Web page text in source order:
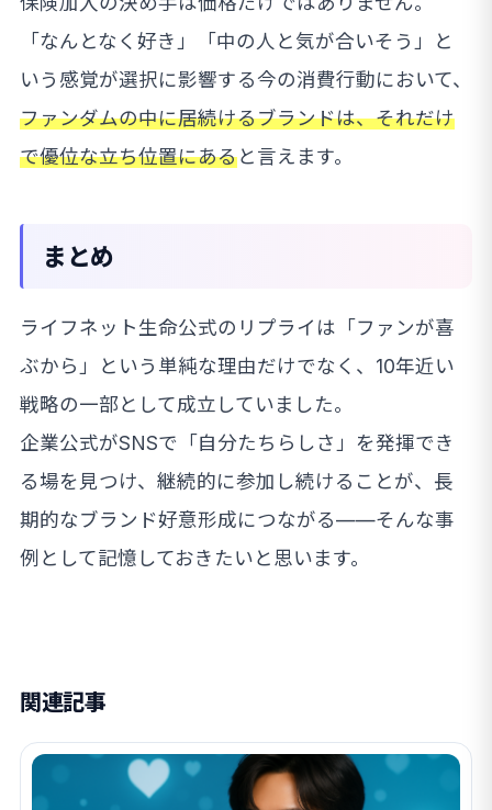
「なんとなく好き」「中の人と気が合いそう」と
いう感覚が選択に影響する今の消費行動において、
ファンダムの中に居続けるブランドは、それだけ
で優位な立ち位置にあると言えます。
まとめ
ライフネット生命公式のリプライは「ファンが喜
ぶから」という単純な理由だけでなく、10年近い
戦略の一部として成立していました。
企業公式がSNSで「自分たちらしさ」を発揮でき
る場を見つけ、継続的に参加し続けることが、長
期的なブランド好意形成につながる——そんな事
例として記憶しておきたいと思います。
関連記事